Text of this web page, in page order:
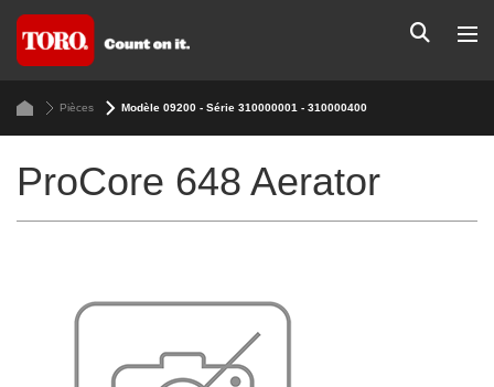
Pièces Modèle 09200 - Série 310000001 - 310000400
ProCore 648 Aerator